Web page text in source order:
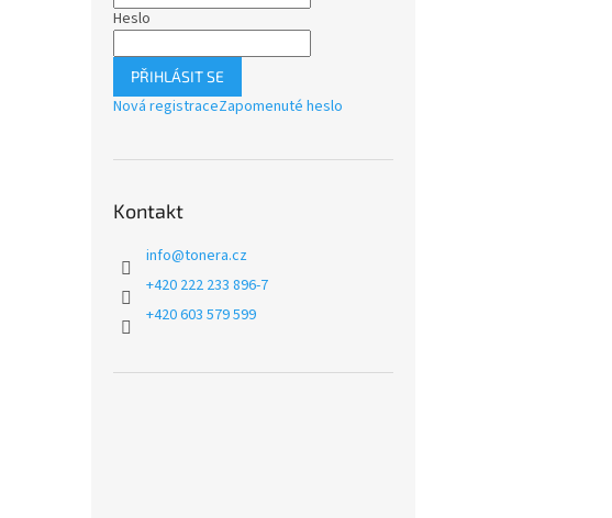
Heslo
PŘIHLÁSIT SE
Nová registraceZapomenuté heslo
Kontakt
info@tonera.cz
+420 222 233 896-7
+420 603 579 599